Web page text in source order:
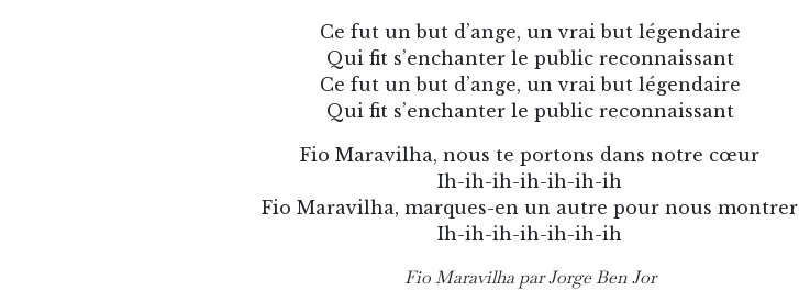
Ce fut un but d’ange, un vrai but légendaire
Qui fit s’enchanter le public reconnaissant
Ce fut un but d’ange, un vrai but légendaire
Qui fit s’enchanter le public reconnaissant
Fio Maravilha, nous te portons dans notre cœur
Ih-ih-ih-ih-ih-ih-ih
Fio Maravilha, marques-en un autre pour nous montrer
Ih-ih-ih-ih-ih-ih-ih
Fio Maravilha par Jorge Ben Jor